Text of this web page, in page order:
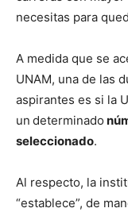
necesitas para
A medida que se
UNAM, una de las
aspirantes es si la
un determinado
seleccionado.
Al respecto, la
“establece”, de